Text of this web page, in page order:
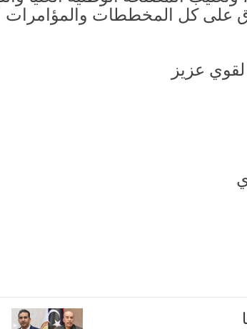
على كل المخططات والمؤامرات
عزيز